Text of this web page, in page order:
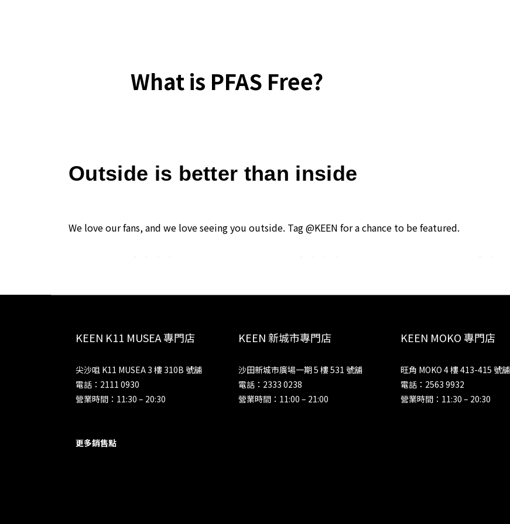
What is PFAS Free?
Outside is better than inside
We love our fans, and we love seeing you outside. Tag @KEEN for a chance to be featured.
KEEN K11 MUSEA 專門店
尖沙咀 K11 MUSEA 3 樓 310B 號舖
電話：2111 0930
營業時間：11:30 – 20:30
更多銷售點
KEEN 新城市專門店
沙田新城市廣場一期 5 樓 531 號舖
電話：2333 0238
營業時間：11:00 – 21:00
KEEN MOKO 專門店
旺角 MOKO 4 樓 413-415 號舖
電話：2563 9932
營業時間：11:30 – 20:30